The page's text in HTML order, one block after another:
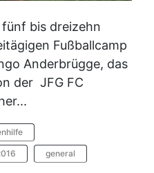
bis dreizehn
Fußballcamp
Anderbrügge, das
der JFG FC
general